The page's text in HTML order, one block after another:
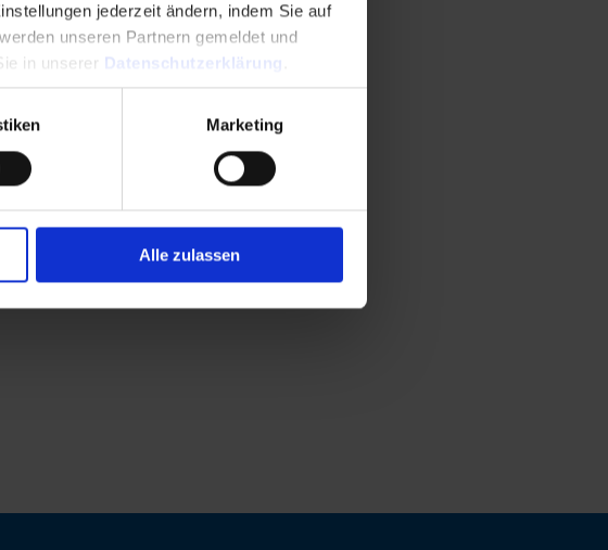
jederzeit ändern, indem Sie auf
unseren Partnern gemeldet und
in unserer
Datenschutzerklärung
Marketing
Alle zulassen